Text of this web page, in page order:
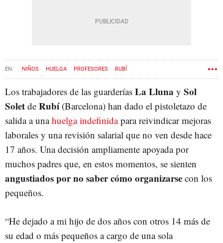
NIÑOS HUELGA PROFESORES RUBÍ
Los trabajadores de las guarderías La Lluna y Sol
Solet de Rubí (Barcelona) han dado el pistoletazo de
salida a unahuelga indefinidapara reivindicar mejoras
laborales y una revisión salarial que no ven desde hace
17 años. Una decisión ampliamente apoyada por
muchos padres que, en estos momentos, se sienten
angustiados por no saber cómo organizarse con los
pequeños.
“He dejado a mi hijo de dos años con otros 14 más de
su edad o más pequeños a cargo de una sola